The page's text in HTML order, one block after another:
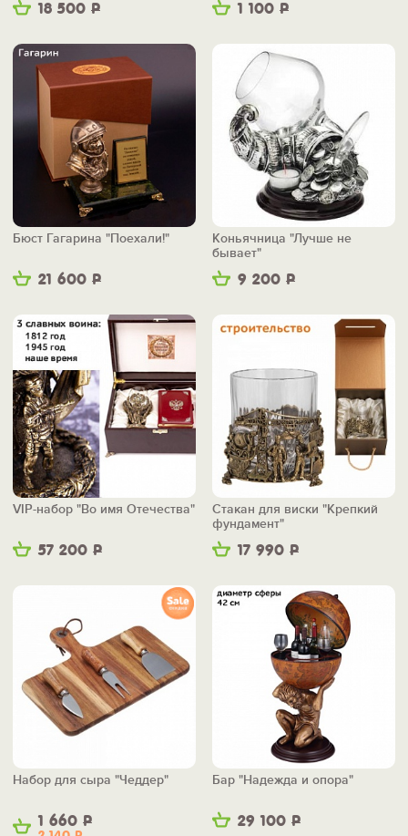
18 500 Р
1 100 Р
21 600 Р
Бюст Гагарина "Поехали!"
9 200 Р
Коньячница "Лучше не
бывает"
57 200 Р
VIP-набор "Во имя Отечества"
17 990 Р
Стакан для виски "Крепкий
фундамент"
1 660 Р
Набор для сыра "Чеддер"
29 100 Р
Бар "Надежда и опора"